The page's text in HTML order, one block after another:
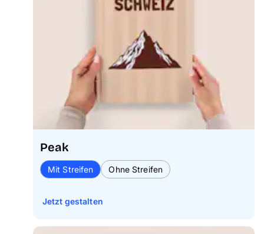
Peak
Mit Streifen Ohne Streifen
Jetzt gestalten